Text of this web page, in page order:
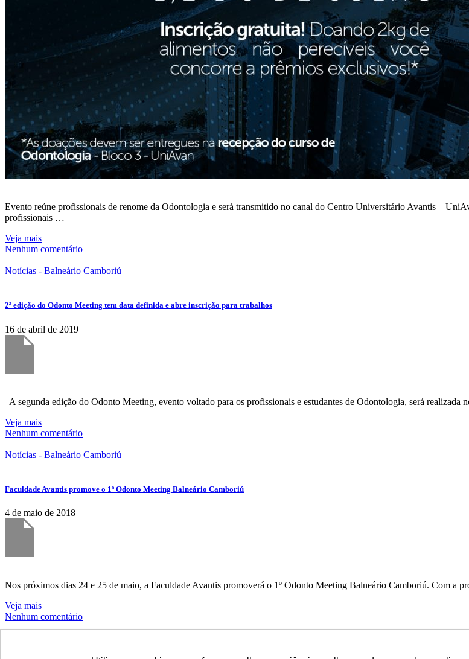
Evento reúne profissionais de renome da Odontologia e será transmitido no canal do Centro Universitário Avantis –
profissionais …
Veja mais
Nenhum comentário
Notícias - Balneário Camboriú
2ª edição do Odonto Meeting tem data definida e abre inscrição para trabalhos
16 de abril de 2019
A segunda edição do Odonto Meeting, evento voltado para os profissionais e estudantes de Odontologia, será
Veja mais
Nenhum comentário
Notícias - Balneário Camboriú
Faculdade Avantis promove o 1º Odonto Meeting Balneário Camboriú
4 de maio de 2018
Nos próximos dias 24 e 25 de maio, a Faculdade Avantis promoverá o 1º Odonto Meeting Balneário Camboriú. Com a
Veja mais
Nenhum comentário